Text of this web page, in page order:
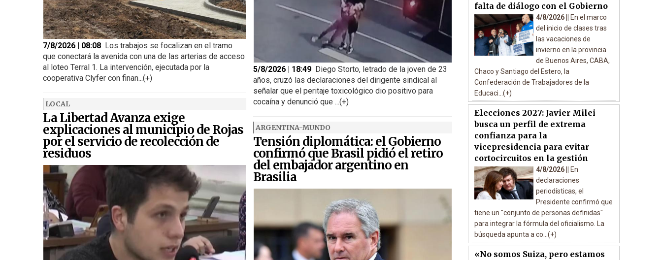
7/8/2026 | 08:08 Los trabajos se focalizan en el tramo
que conectará la avenida con una de las arterias de acceso
al loteo Terral 1. La intervención, ejecutada por la
cooperativa Clyfer con finan...(+)
LOCAL
La Libertad Avanza exige
explicaciones al municipio de Rojas
por el servicio de recolección de
residuos
5/8/2026 | 18:49 Diego Storto, letrado de la joven de 23
años, cruzó las declaraciones del dirigente sindical al
señalar que el peritaje toxicológico dio positivo para
cocaína y denunció que ...(+)
ARGENTINA-MUNDO
Tensión diplomática: el Gobierno
confirmó que Brasil pidió el retiro
del embajador argentino en
Brasilia
falta de diálogo con el Gobierno
4/8/2026 ||
En el marco
del inicio de clases tras
las vacaciones de
invierno en la provincia
de Buenos Aires, CABA,
Chaco y Santiago del Estero, la
Confederación de Trabajadores de la
Educaci...(+)
Elecciones 2027: Javier Milei
busca un perfil de extrema
confianza para la
vicepresidencia para evitar
cortocircuitos en la gestión
4/8/2026 ||
En
declaraciones
periodísticas, el
Presidente confirmó que
tiene un "conjunto de personas definidas"
para integrar la fórmula del oficialismo. La
búsqueda apunta a co...(+)
«No somos Suiza, pero estamos